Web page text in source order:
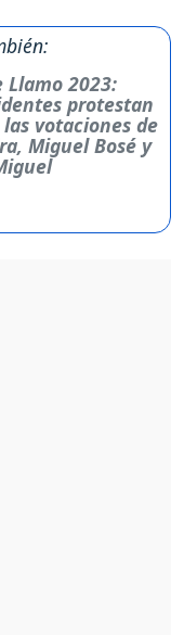
Llamo 2023:
protestan
votaciones de
Miguel Bosé y